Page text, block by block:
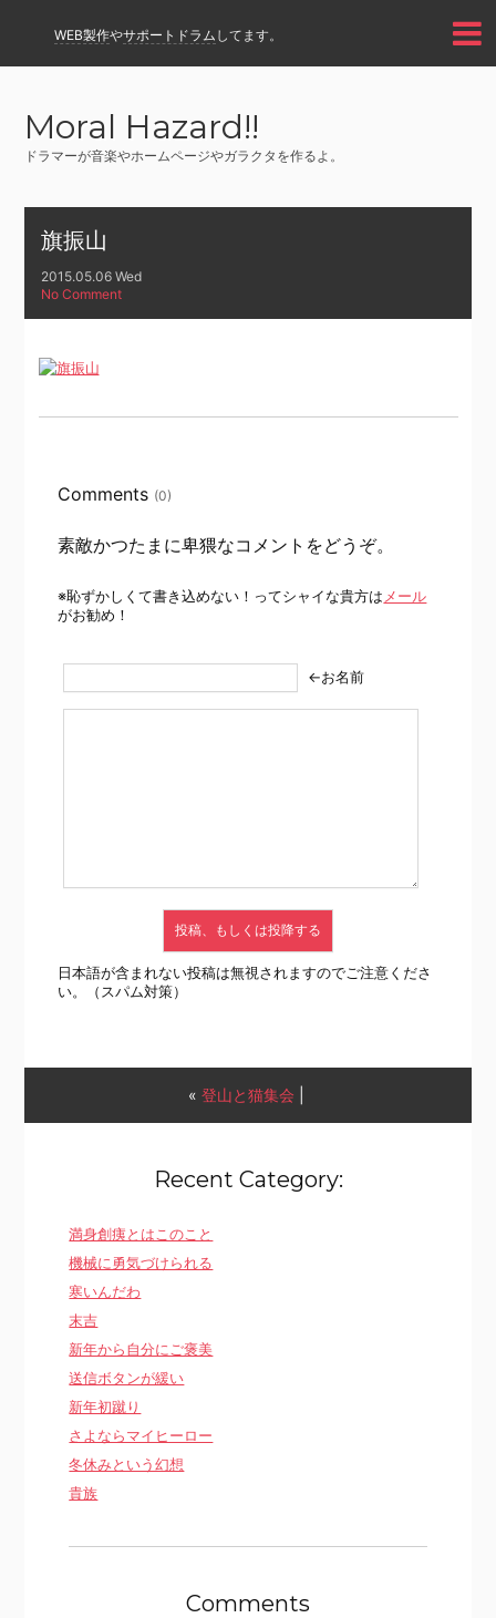
WEB製作やサポートドラム してます。
Moral Hazard!!
ドラマーが音楽やホームページやガラクタを作るよ。
旗振山
2015.05.06 Wed
No Comment
Comments (0)
素敵かつたまに卑猥なコメントをどうぞ。
※恥ずかしくて書き込めない！ってシャイな貴方は メール
がお勧め！
←お名前
日本語が含まれない投稿は無視されますのでご注意くださ
い。（スパム対策）
« 登山と猫集会
Recent Category:
満身創痍とはこのこと
機械に勇気づけられる
寒いんだわ
末吉
新年から自分にご褒美
送信ボタンが緩い
新年初蹴り
さよならマイヒーロー
冬休みという幻想
貴族
Comments